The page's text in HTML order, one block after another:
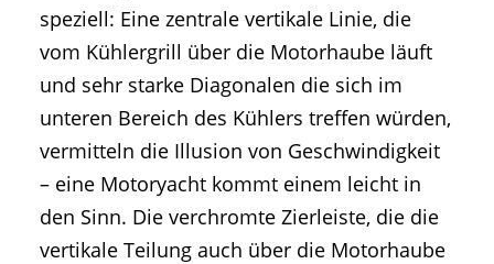
speziell: Eine zentrale vertikale Linie, die
vom Kühlergrill über die Motorhaube läuft
und sehr starke Diagonalen die sich im
unteren Bereich des Kühlers treffen würden,
vermitteln die Illusion von Geschwindigkeit
– eine Motoryacht kommt einem leicht in
den Sinn. Die verchromte Zierleiste, die die
vertikale Teilung auch über die Motorhaube